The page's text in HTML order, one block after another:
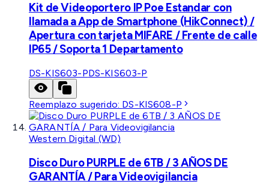
Kit de Videoportero IP Poe Estandar con
llamada a App de Smartphone (HikConnect) /
Apertura con tarjeta MIFARE / Frente de calle
IP65 / Soporta 1 Departamento
DS-KIS603-PDS-KIS603-P
Reemplazo sugerido: DS-KIS608-P
Western Digital (WD)
Disco Duro PURPLE de 6TB / 3 AÑOS DE
GARANTÍA / Para Videovigilancia